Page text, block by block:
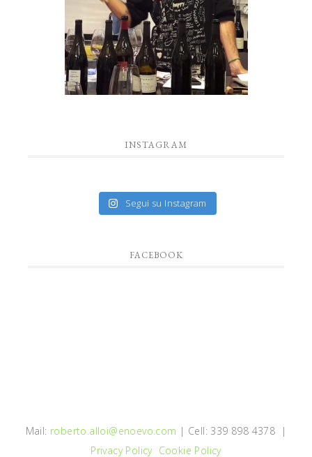
INSTAGRAM
Segui su Instagram
FACEBOOK
Mail: roberto.alloi@enoevo.com | Cell: 339 898 4378 |
Privacy Policy Cookie Policy